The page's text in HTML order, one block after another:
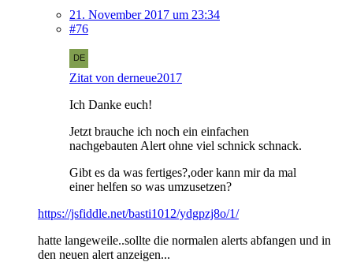
21. November 2017 um 23:34
#76
Zitat von derneue2017
Ich Danke euch!
Jetzt brauche ich noch ein einfachen
nachgebauten Alert ohne viel schnick schnack.
Gibt es da was fertiges?,oder kann mir da mal
einer helfen so was umzusetzen?
https://jsfiddle.net/basti1012/ydgpzj8o/1/
hatte langeweile..sollte die normalen alerts abfangen und in
den neuen alert anzeigen...